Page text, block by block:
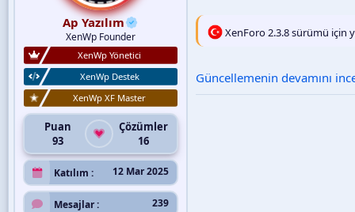
Ap Yazılım
XenWp Founder
XenWp Yönetici
XenWp Destek
XenWp XF Master
Puan
93
Çözümler
16
Katılım 12 Mar 2025
Mesajlar 239
XenForo 2.3.8 sürümü için
Güncellemenin devamını